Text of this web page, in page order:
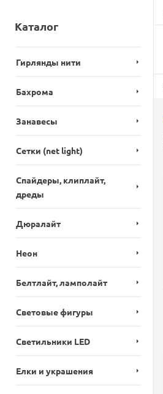
Каталог
Гирлянды нити
Бахрома
Занавесы
Сетки (net light)
Спайдеры, клиплайт,
дреды
Дюралайт
Неон
Белтлайт, ламполайт
Световые фигуры
Светильники LED
Елки и украшения